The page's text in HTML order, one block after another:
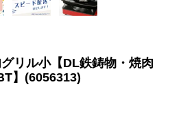
リル小【DL鉄鋳物・焼肉
】(6056313)